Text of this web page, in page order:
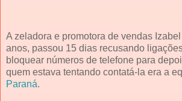
A zeladora e promotora de vendas
anos, passou 15 dias recusando
bloquear números de telefone para
quem estava tentando contatá-la era a
Paraná.